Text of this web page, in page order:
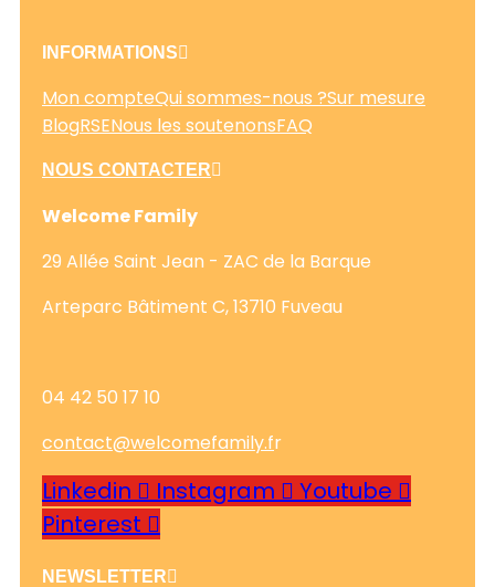
INFORMATIONS
Mon compteQui sommes-nous ?Sur mesure
BlogRSENous les soutenonsFAQ
NOUS CONTACTER
Welcome Family
29 Allée Saint Jean - ZAC de la Barque
Arteparc Bâtiment C, 13710 Fuveau
04 42 50 17 10
contact@welcomefamily.fr
Linkedin Instagram
Youtube
Pinterest
NEWSLETTER